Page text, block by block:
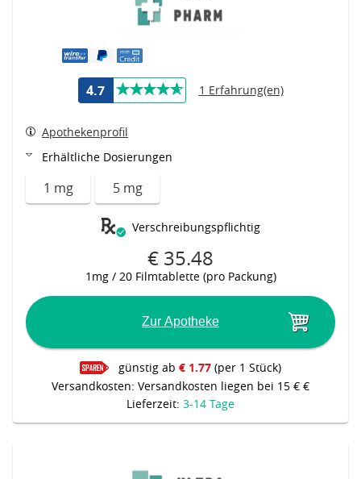
4.7 1 Erfahrung(en)
Apothekenprofil
Erhältliche Dosierungen
1 mg 5 mg
Verschreibungspflichtig
€ 35.48
1mg / 20 Filmtablette (pro Packung)
Zur Apotheke
günstig ab € 1.77 (per 1 Stück)
Versandkosten: Versandkosten liegen bei 15 € €
Lieferzeit: 3-14 Tage